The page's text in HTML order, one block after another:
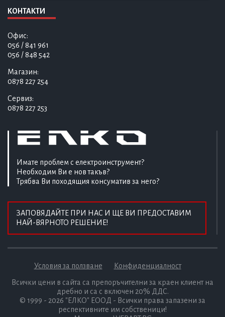
Имате проблем с електроинструмент?
Необходим Ви е нов такъв?
Трябва Ви походящия консуматив за него?
ЗАПОВЯДАЙТЕ ПРИ НАС И ЩЕ ВИ ПРЕДОСТАВИМ
НАЙ-ВЯРНОТО РЕШЕНИЕ!
КОНТАКТИ
Офис:
056 / 841 961
056 / 848 542
Магазин:
0878 227 254
Сервиз:
0878 227 253
Условия за ползване Конфиденциалност
Всички цени в сайта са препоръчителни за краен клиент на
дребно и са с включен 20% ДДС.
© 1999 - 2026 "ЕЛКО" ЕООД - Всички права запазени за
респективните им собственици!